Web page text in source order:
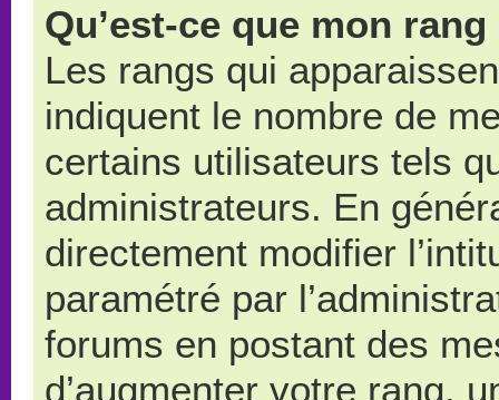
Qu’est-ce que mon
Les rangs qui
indiquent le nombre de
certains utilisateurs tels
administrateurs. En
directement modifier
paramétré par
forums en postant des
d’augmenter votre rang,